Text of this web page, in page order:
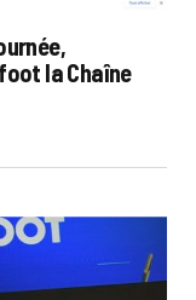
la Chaîne